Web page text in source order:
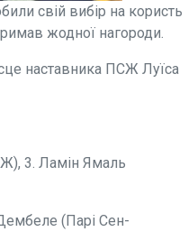
свій вибір на користь
жодної нагороди.
наставника ПСЖ Луїса
3. Ламін Ямаль
(Парі Сен-